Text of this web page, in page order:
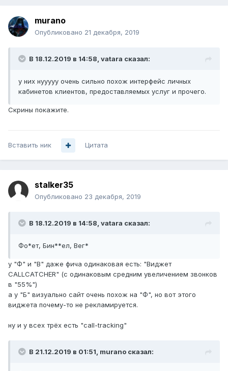
murano
Опубликовано 21 декабря, 2019
В 18.12.2019 в 14:58, vatara сказал:
у них нууууу очень сильно похож интерфейс личных
кабинетов клиентов, предоставляемых услуг и прочего.
Скрины покажите.
Вставить ник Цитата
stalker35
Опубликовано 23 декабря, 2019
В 18.12.2019 в 14:58, vatara сказал:
Фо*ет, Бин**ел, Вег*
у "Ф" и "В" даже фича одинаковая есть: "Виджет
CALLCATCHER" (c одинаковым средним увеличением звонков
в "55%")
а у "Б" визуально сайт очень похож на "Ф", но вот этого
виджета почему-то не рекламируется.
ну и у всех трёх есть "call-tracking"
В 21.12.2019 в 01:51, murano сказал: